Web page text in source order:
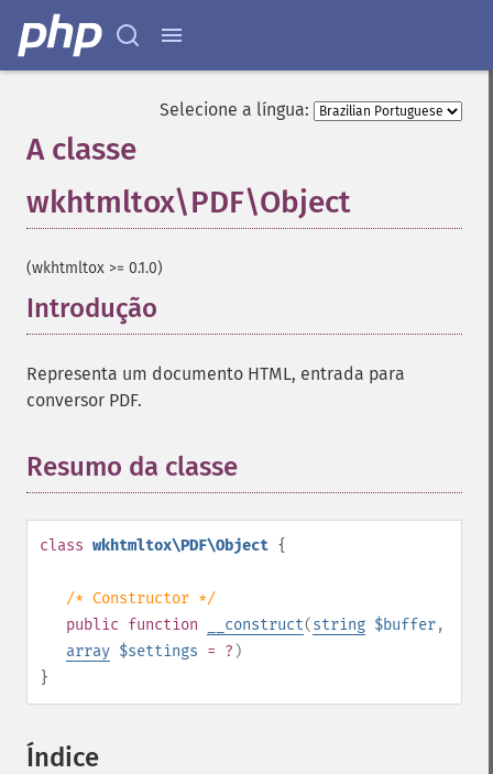
Selecione a língua:
A classe
wkhtmltox\PDF\Object
(wkhtmltox >= 0.1.0)
Introdução
Representa um documento HTML, entrada para
conversor PDF.
Resumo da classe
class wkhtmltox\PDF\Object {
/* Constructor */
public function __construct(string $buffer,
array $settings = ? )
}
Índice